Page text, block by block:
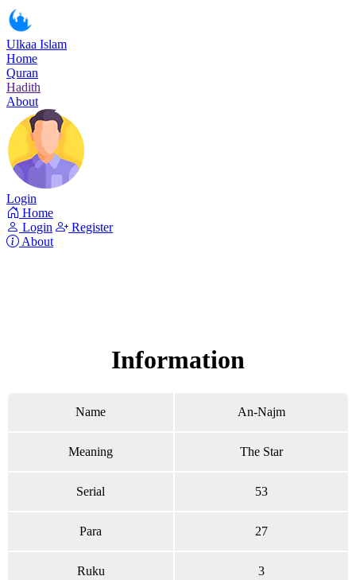
Ulkaa Islam
Home
Quran
Hadith
About
Login
Home
Login
Register
About
Information
Name An-Najm
Meaning The Star
Serial 53
Para 27
Ruku 3